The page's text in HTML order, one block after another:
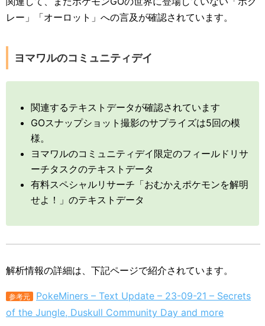
レー」「オーロット」への言及が確認されています。
ヨマワルのコミュニティデイ
関連するテキストデータが確認されています
GOスナップショット撮影のサプライズは5回の模
様。
ヨマワルのコミュニティデイ限定のフィールドリサ
ーチタスクのテキストデータ
有料スペシャルリサーチ「おむかえポケモンを解明
せよ！」のテキストデータ
解析情報の詳細は、下記ページで紹介されています。
参考元
PokeMiners – Text Update – 23-09-21 – Secrets
of the Jungle, Duskull Community Day and more